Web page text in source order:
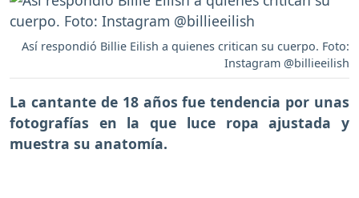
Así respondió Billie Eilish a quienes critican su cuerpo. Foto:
Instagram @billieeilish
La cantante de 18 años fue tendencia por unas
fotografías en la que luce ropa ajustada y
muestra su anatomía.